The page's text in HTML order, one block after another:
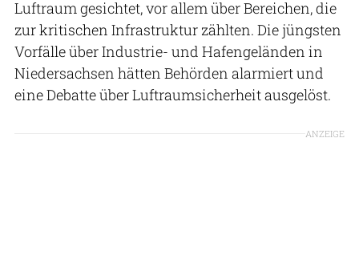
Luftraum gesichtet, vor allem über Bereichen, die
zur kritischen Infrastruktur zählten. Die jüngsten
Vorfälle über Industrie- und Hafengeländen in
Niedersachsen hätten Behörden alarmiert und
eine Debatte über Luftraumsicherheit ausgelöst.
ANZEIGE